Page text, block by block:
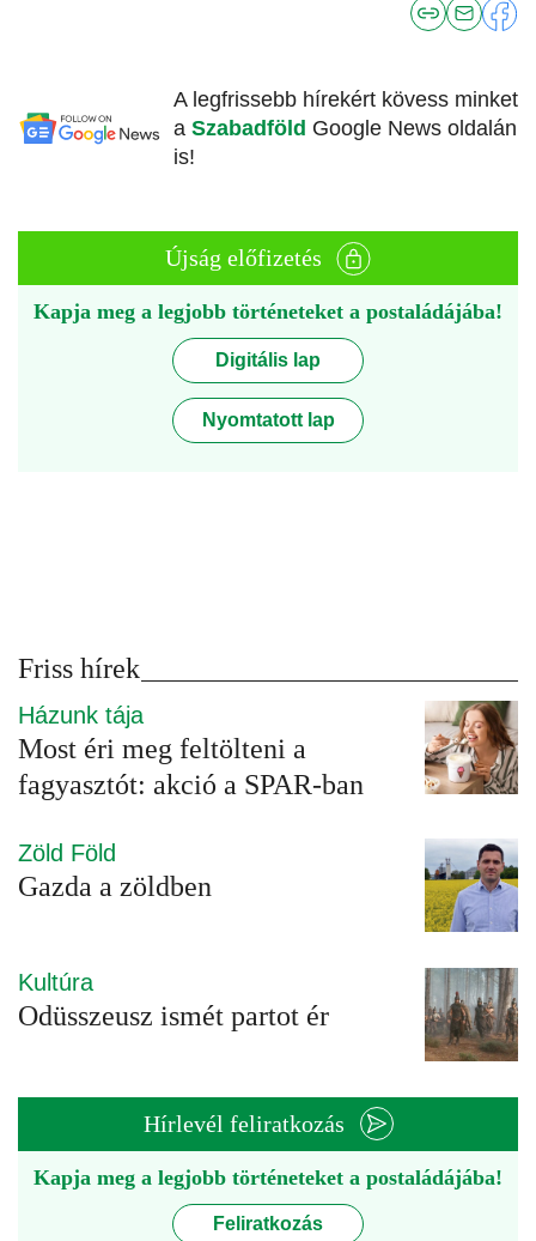
A legfrissebb hírekért kövess minket
a Szabadföld Google News oldalán
is!
Újság előfizetés
Kapja meg a legjobb történeteket a postaládájába!
Digitális lap
Nyomtatott lap
Friss hírek
Házunk tája
Most éri meg feltölteni a
fagyasztót: akció a SPAR-ban
Zöld Föld
Gazda a zöldben
Kultúra
Odüsszeusz ismét partot ér
Hírlevél feliratkozás
Kapja meg a legjobb történeteket a postaládájába!
Feliratkozás